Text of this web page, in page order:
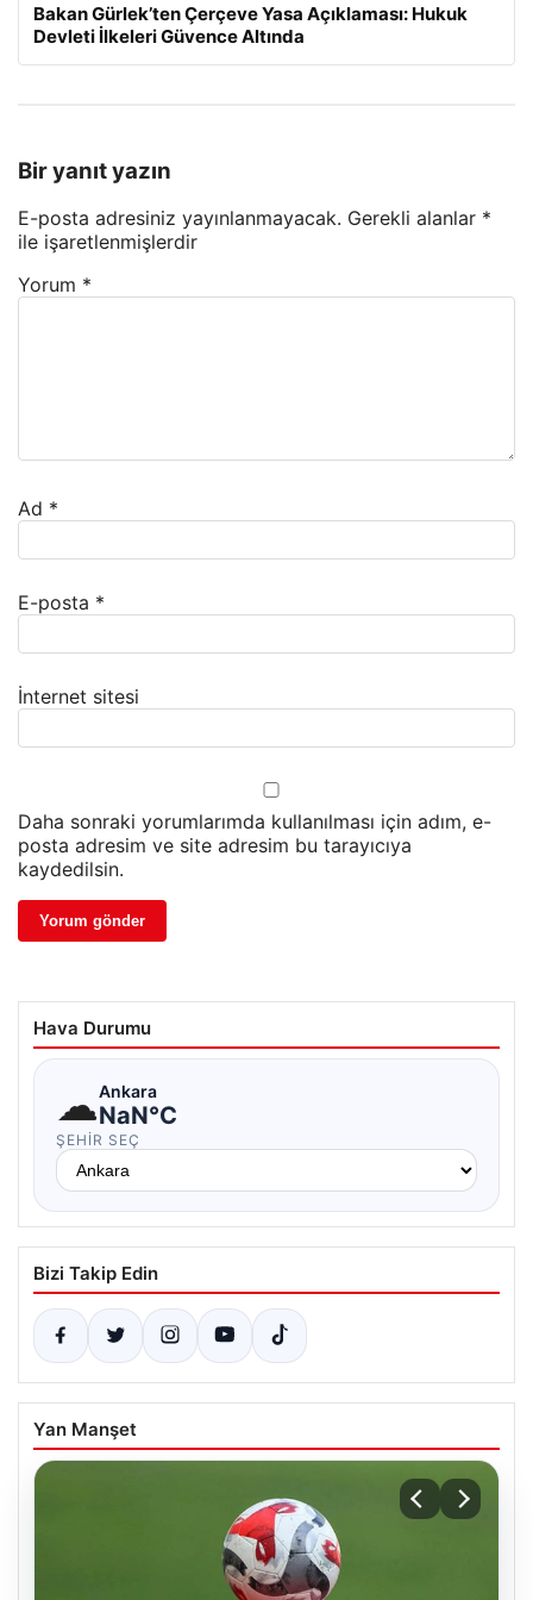
Bakan Gürlek’ten Çerçeve Yasa Açıklaması: Hukuk
Devleti İlkeleri Güvence Altında
Bir yanıt yazın
E-posta adresiniz yayınlanmayacak. Gerekli alanlar *
ile işaretlenmişlerdir
Yorum *
Ad *
E-posta *
İnternet sitesi
Daha sonraki yorumlarımda kullanılması için adım, e-
posta adresim ve site adresim bu tarayıcıya
kaydedilsin.
Hava Durumu
☁Ankara
NaN°C
ŞEHIR SEÇ
Bizi Takip Edin
Yan Manşet